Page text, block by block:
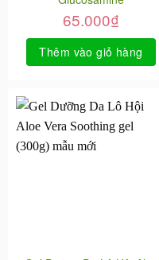
65.000₫
Thêm vào giỏ hàng